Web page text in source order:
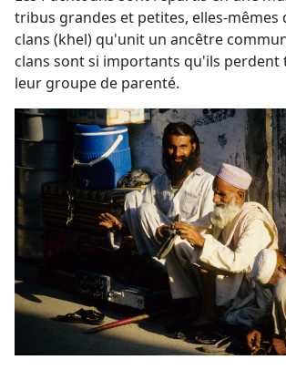
tribus grandes et petites, elles-mêmes
clans (khel) qu'unit un ancêtre
clans sont si importants qu'ils perdent
leur groupe de parenté.